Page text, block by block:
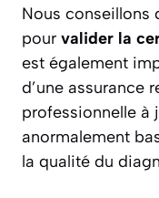
Nous conseillons
pour valider la
est également
d’une assurance
professionnelle à
anormalement
la qualité du